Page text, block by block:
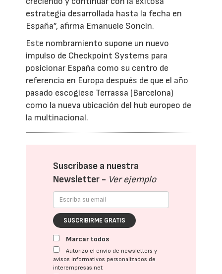
estrategia desarrollada hasta la fecha en
España”, afirma Emanuele Soncin.
Este nombramiento supone un nuevo
impulso de Checkpoint Systems para
posicionar España como su centro de
referencia en Europa después de que el año
pasado escogiese Terrassa (Barcelona)
como la nueva ubicación del hub europeo de
la multinacional.
Suscríbase a nuestra
Newsletter - Ver ejemplo
SUSCRIBIRME GRATIS
Marcar todos
Autorizo el envío de newsletters y
avisos informativos personalizados de
interempresas.net